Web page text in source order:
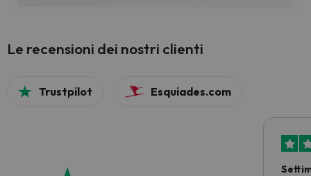
Le recensioni dei nostri clienti
Trustpilot Esquiades.com